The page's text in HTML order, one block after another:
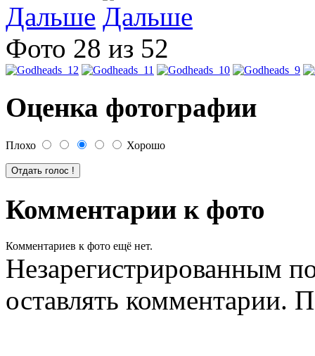
Дальше
Фото 28 из 52
Оценка фотографии
Плохо Хорошо
Комментарии к фото
Комментариев к фото ещё нет.
Незарегистрированным
оставлять комментарии.